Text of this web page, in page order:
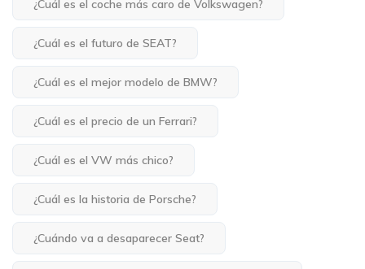
¿Cuál es el coche más caro de Volkswagen?
¿Cuál es el futuro de SEAT?
¿Cuál es el mejor modelo de BMW?
¿Cuál es el precio de un Ferrari?
¿Cuál es el VW más chico?
¿Cuál es la historia de Porsche?
¿Cuándo va a desaparecer Seat?